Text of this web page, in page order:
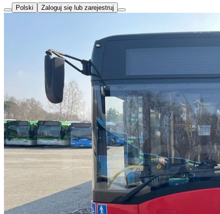
Polski Zaloguj się lub zarejestruj